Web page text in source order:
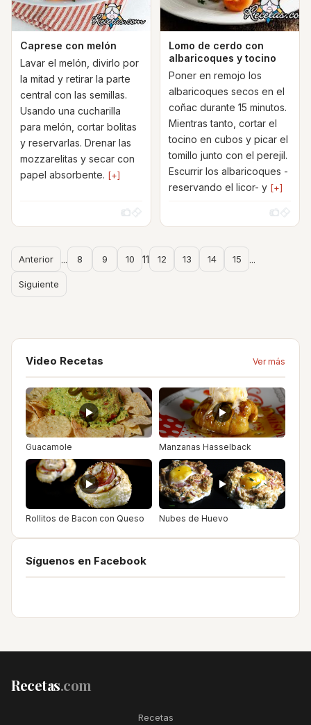
Caprese con melón
Lavar el melón, divirlo por
la mitad y retirar la parte
central con las semillas.
Usando una cucharilla
para melón, cortar bolitas
y reservarlas. Drenar las
mozzarelitas y secar con
papel absorbente. [+]
Lomo de cerdo con
albaricoques y tocino
Poner en remojo los
albaricoques secos en el
coñac durante 15 minutos.
Mientras tanto, cortar el
tocino en cubos y picar el
tomillo junto con el perejil.
Escurrir los albaricoques -
reservando el licor- y [+]
Anterior ... 8 9 10 11 12 13 14 15 ...
Siguiente
Video Recetas Ver más
Guacamole Manzanas Hasselback
Rollitos de Bacon con Queso Nubes de Huevo
Síguenos en Facebook
Recetas.com
Recetas